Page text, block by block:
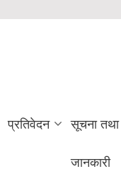
प्रतिवेदन सूचना तथा
जानकारी